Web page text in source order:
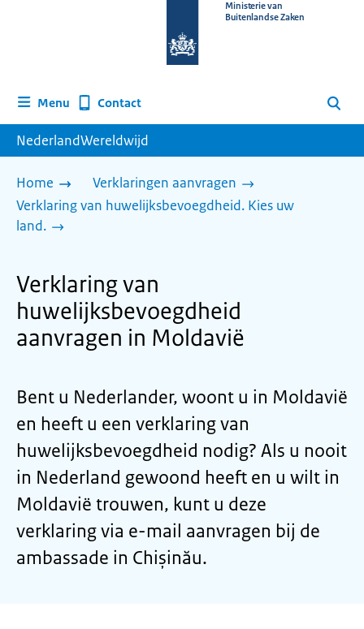
homepage
Ministerie van
Buitenlandse Zaken
Menu Contact Zoeken
NederlandWereldwijd
Home
Verklaringen aanvragen
Verklaring van huwelijksbevoegdheid. Kies uw
land.
Verklaring van
huwelijksbevoegdheid
aanvragen in Moldavië
Bent u Nederlander, woont u in Moldavië
en heeft u een verklaring van
huwelijksbevoegdheid nodig? Als u nooit
in Nederland gewoond heeft en u wilt in
Moldavië trouwen, kunt u deze
verklaring via e-mail aanvragen bij de
ambassade in Chișinău.